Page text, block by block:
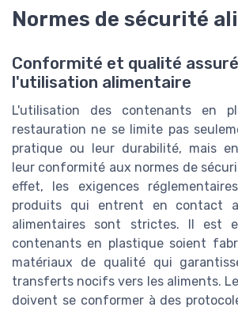
Normes de sécurité
Conformité et qualité
l'utilisation alimentaire
L'utilisation des contenants en
restauration ne se limite pas
pratique ou leur durabilité, mais
leur conformité aux normes de
effet, les exigences
produits qui entrent en contact
alimentaires sont strictes. Il est
contenants en plastique soient
matériaux de qualité qui
transferts nocifs vers les aliments.
doivent se conformer à des